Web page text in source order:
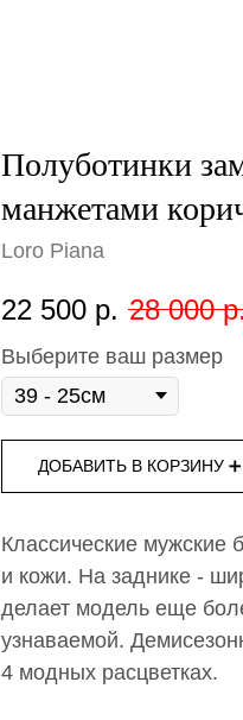
Полуботинки
манжетами
Loro Piana
22 500 р. 28 000
Выберите ваш размер
ДОБАВИТЬ В КОРЗИНУ ➕
Классические мужские
и кожи. На заднике -
делает модель еще
узнаваемой.
4 модных расцветках.